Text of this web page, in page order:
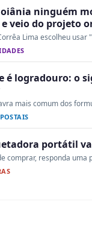
ninguém
veio do projeto
Lima escolheu
é logradouro: o
mais comum dos
portátil
comprar, responda